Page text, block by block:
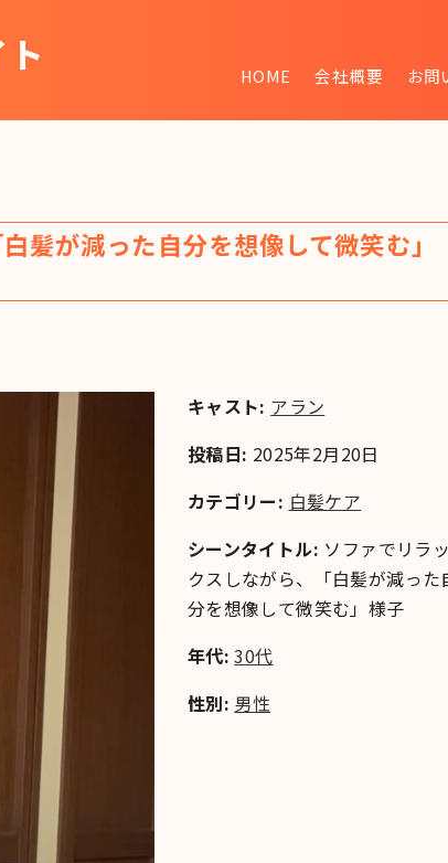
HOME 会社概要 お問
髪が減った自分を想像して微笑む」
キャスト: アラン
投稿日: 2025年2月20日
カテゴリー: 白髪ケア
シーンタイトル: ソファでリラ
クスしながら、「白髪が減った
分を想像して微笑む」様子
年代: 30代
性別: 男性